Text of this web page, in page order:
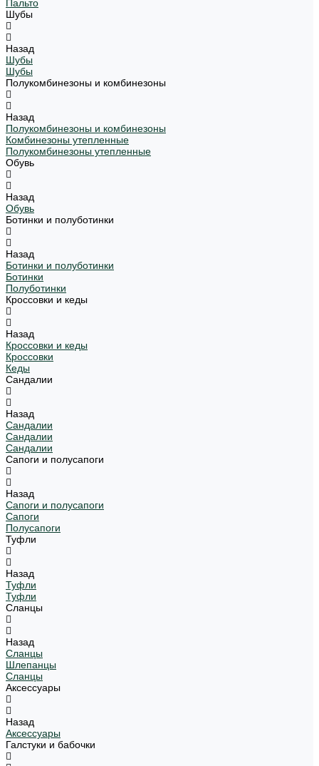
Пальто
Шубы
Назад
Шубы
Шубы
Полукомбинезоны и комбинезоны
Назад
Полукомбинезоны и комбинезоны
Комбинезоны утепленные
Полукомбинезоны утепленные
Обувь
Назад
Обувь
Ботинки и полуботинки
Назад
Ботинки и полуботинки
Ботинки
Полуботинки
Кроссовки и кеды
Назад
Кроссовки и кеды
Кроссовки
Кеды
Сандалии
Назад
Сандалии
Сандалии
Сандалии
Сапоги и полусапоги
Назад
Сапоги и полусапоги
Сапоги
Полусапоги
Туфли
Назад
Туфли
Туфли
Сланцы
Назад
Сланцы
Шлепанцы
Сланцы
Аксессуары
Назад
Аксессуары
Галстуки и бабочки